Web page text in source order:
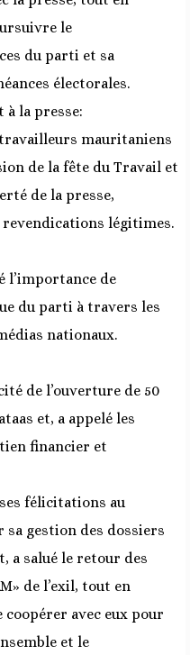
le
du parti et sa
électorales.
à la presse:
mauritaniens
de la fête du Travail et
de la presse,
légitimes.
l’importance de
du parti à travers les
nationaux.
de l’ouverture de 50
et, a appelé les
financier et
félicitations au
sa gestion des dossiers
a salué le retour des
de l’exil, tout en
avec eux pour
et le